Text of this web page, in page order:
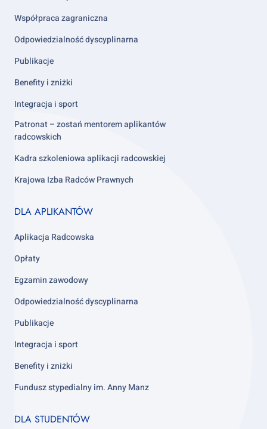
Współpraca zagraniczna
Odpowiedzialność dyscyplinarna
Publikacje
Benefity i zniżki
Integracja i sport
Patronat – zostań mentorem aplikantów
radcowskich
Kadra szkoleniowa aplikacji radcowskiej
Krajowa Izba Radców Prawnych
Footer
3
DLA APLIKANTÓW
Aplikacja Radcowska
Opłaty
Egzamin zawodowy
Odpowiedzialność dyscyplinarna
Publikacje
Integracja i sport
Benefity i zniżki
Fundusz stypedialny im. Anny Manz
Footer
DLA STUDENTÓW